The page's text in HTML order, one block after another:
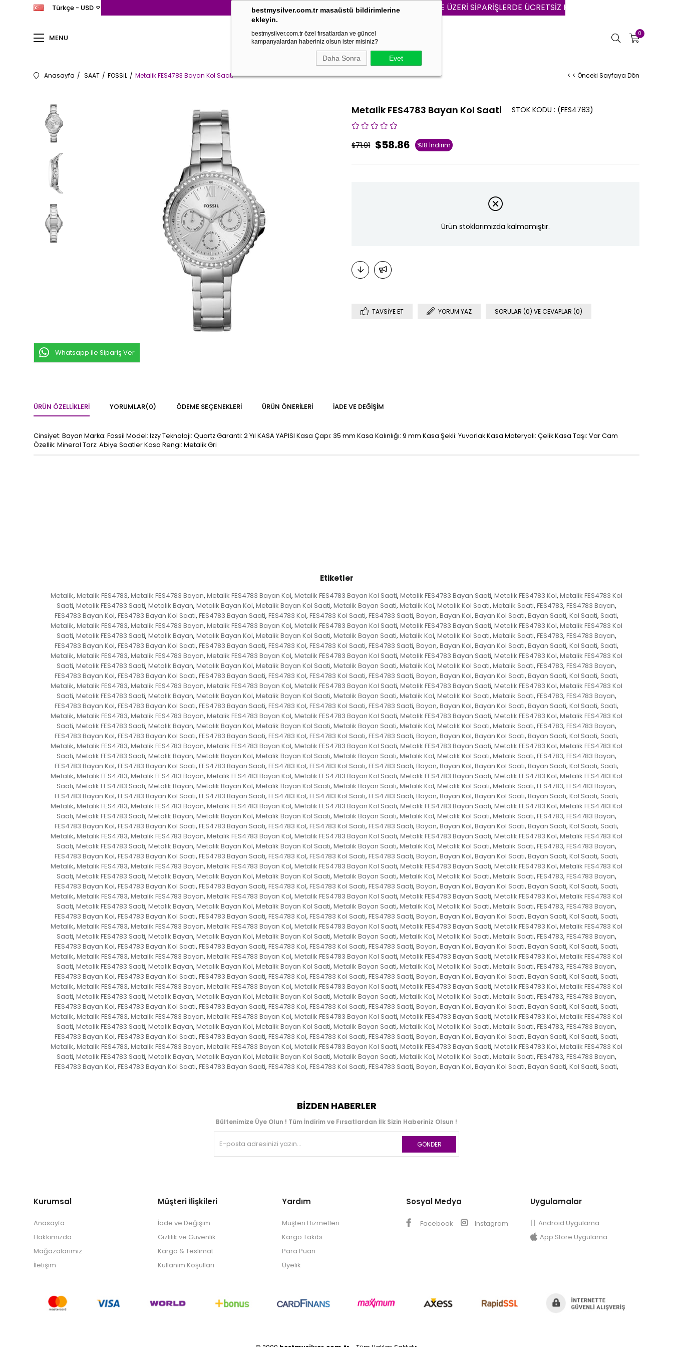
bestmysilver.com.tr masaüstü bildirimlerine
ekleyin.
bestmysilver.com.tr özel fırsatlardan ve güncel
kampanyalardan haberiniz olsun ister misiniz?
Daha Sonra Evet
3000₺ VE ÜZERİ SİPARİŞLERDE ÜCRETSİZ KARGO | VADE FARKSIZ 3 AYA
MENU
Türkçe - USD
0
Anasayfa SAAT FOSSİL Metalik FES4783 Bayan Kol Saati < < Önceki Sayfaya Dön
Whatsapp ile Sipariş Ver
Metalik FES4783 Bayan Kol Saati (FES4783)
STOK KODU
$71.91 $58.86 %18 İndirim
Ürün stoklarımızda kalmamıştır.
TAVSIYE ET YORUM YAZ SORULAR (0) VE CEVAPLAR (0)
ÜRÜN ÖZELLIKLERI YORUMLAR(0) ÖDEME SEÇENEKLERI ÜRÜN ÖNERILERI İADE VE DEĞIŞIM
Cinsiyet: Bayan Marka: Fossil Model: Izzy Teknoloji: Quartz Garanti: 2 Yıl KASA YAPISI Kasa Çapı: 35 mm Kasa Kalınlığı: 9 mm Kasa Şekli: Yuvarlak Kasa Materyali: Çelik Kasa Taşı: Var Cam
Özellik: Mineral Tarz: Abiye Saatler Kasa Rengi: Metalik Gri
Etiketler
Metalik, Metalik FES4783, Metalik FES4783 Bayan, Metalik FES4783 Bayan Kol, Metalik FES4783 Bayan Kol Saati, Metalik FES4783 Bayan Saati, Metalik FES4783 Kol, Metalik FES4783 Kol
Saati, Metalik FES4783 Saati, Metalik Bayan, Metalik Bayan Kol, Metalik Bayan Kol Saati, Metalik Bayan Saati, Metalik Kol, Metalik Kol Saati, Metalik Saati, FES4783, FES4783 Bayan,
FES4783 Bayan Kol, FES4783 Bayan Kol Saati, FES4783 Bayan Saati, FES4783 Kol, FES4783 Kol Saati, FES4783 Saati, Bayan, Bayan Kol, Bayan Kol Saati, Bayan Saati, Kol Saati, Saati,
Metalik, Metalik FES4783, Metalik FES4783 Bayan, Metalik FES4783 Bayan Kol, Metalik FES4783 Bayan Kol Saati, Metalik FES4783 Bayan Saati, Metalik FES4783 Kol, Metalik FES4783 Kol
Saati, Metalik FES4783 Saati, Metalik Bayan, Metalik Bayan Kol, Metalik Bayan Kol Saati, Metalik Bayan Saati, Metalik Kol, Metalik Kol Saati, Metalik Saati, FES4783, FES4783 Bayan,
FES4783 Bayan Kol, FES4783 Bayan Kol Saati, FES4783 Bayan Saati, FES4783 Kol, FES4783 Kol Saati, FES4783 Saati, Bayan, Bayan Kol, Bayan Kol Saati, Bayan Saati, Kol Saati, Saati,
Metalik, Metalik FES4783, Metalik FES4783 Bayan, Metalik FES4783 Bayan Kol, Metalik FES4783 Bayan Kol Saati, Metalik FES4783 Bayan Saati, Metalik FES4783 Kol, Metalik FES4783 Kol
Saati, Metalik FES4783 Saati, Metalik Bayan, Metalik Bayan Kol, Metalik Bayan Kol Saati, Metalik Bayan Saati, Metalik Kol, Metalik Kol Saati, Metalik Saati, FES4783, FES4783 Bayan,
FES4783 Bayan Kol, FES4783 Bayan Kol Saati, FES4783 Bayan Saati, FES4783 Kol, FES4783 Kol Saati, FES4783 Saati, Bayan, Bayan Kol, Bayan Kol Saati, Bayan Saati, Kol Saati, Saati,
Metalik, Metalik FES4783, Metalik FES4783 Bayan, Metalik FES4783 Bayan Kol, Metalik FES4783 Bayan Kol Saati, Metalik FES4783 Bayan Saati, Metalik FES4783 Kol, Metalik FES4783 Kol
Saati, Metalik FES4783 Saati, Metalik Bayan, Metalik Bayan Kol, Metalik Bayan Kol Saati, Metalik Bayan Saati, Metalik Kol, Metalik Kol Saati, Metalik Saati, FES4783, FES4783 Bayan,
FES4783 Bayan Kol, FES4783 Bayan Kol Saati, FES4783 Bayan Saati, FES4783 Kol, FES4783 Kol Saati, FES4783 Saati, Bayan, Bayan Kol, Bayan Kol Saati, Bayan Saati, Kol Saati, Saati,
Metalik, Metalik FES4783, Metalik FES4783 Bayan, Metalik FES4783 Bayan Kol, Metalik FES4783 Bayan Kol Saati, Metalik FES4783 Bayan Saati, Metalik FES4783 Kol, Metalik FES4783 Kol
Saati, Metalik FES4783 Saati, Metalik Bayan, Metalik Bayan Kol, Metalik Bayan Kol Saati, Metalik Bayan Saati, Metalik Kol, Metalik Kol Saati, Metalik Saati, FES4783, FES4783 Bayan,
FES4783 Bayan Kol, FES4783 Bayan Kol Saati, FES4783 Bayan Saati, FES4783 Kol, FES4783 Kol Saati, FES4783 Saati, Bayan, Bayan Kol, Bayan Kol Saati, Bayan Saati, Kol Saati, Saati,
Metalik, Metalik FES4783, Metalik FES4783 Bayan, Metalik FES4783 Bayan Kol, Metalik FES4783 Bayan Kol Saati, Metalik FES4783 Bayan Saati, Metalik FES4783 Kol, Metalik FES4783 Kol
Saati, Metalik FES4783 Saati, Metalik Bayan, Metalik Bayan Kol, Metalik Bayan Kol Saati, Metalik Bayan Saati, Metalik Kol, Metalik Kol Saati, Metalik Saati, FES4783, FES4783 Bayan,
FES4783 Bayan Kol, FES4783 Bayan Kol Saati, FES4783 Bayan Saati, FES4783 Kol, FES4783 Kol Saati, FES4783 Saati, Bayan, Bayan Kol, Bayan Kol Saati, Bayan Saati, Kol Saati, Saati,
Metalik, Metalik FES4783, Metalik FES4783 Bayan, Metalik FES4783 Bayan Kol, Metalik FES4783 Bayan Kol Saati, Metalik FES4783 Bayan Saati, Metalik FES4783 Kol, Metalik FES4783 Kol
Saati, Metalik FES4783 Saati, Metalik Bayan, Metalik Bayan Kol, Metalik Bayan Kol Saati, Metalik Bayan Saati, Metalik Kol, Metalik Kol Saati, Metalik Saati, FES4783, FES4783 Bayan,
FES4783 Bayan Kol, FES4783 Bayan Kol Saati, FES4783 Bayan Saati, FES4783 Kol, FES4783 Kol Saati, FES4783 Saati, Bayan, Bayan Kol, Bayan Kol Saati, Bayan Saati, Kol Saati, Saati,
Metalik, Metalik FES4783, Metalik FES4783 Bayan, Metalik FES4783 Bayan Kol, Metalik FES4783 Bayan Kol Saati, Metalik FES4783 Bayan Saati, Metalik FES4783 Kol, Metalik FES4783 Kol
Saati, Metalik FES4783 Saati, Metalik Bayan, Metalik Bayan Kol, Metalik Bayan Kol Saati, Metalik Bayan Saati, Metalik Kol, Metalik Kol Saati, Metalik Saati, FES4783, FES4783 Bayan,
FES4783 Bayan Kol, FES4783 Bayan Kol Saati, FES4783 Bayan Saati, FES4783 Kol, FES4783 Kol Saati, FES4783 Saati, Bayan, Bayan Kol, Bayan Kol Saati, Bayan Saati, Kol Saati, Saati,
Metalik, Metalik FES4783, Metalik FES4783 Bayan, Metalik FES4783 Bayan Kol, Metalik FES4783 Bayan Kol Saati, Metalik FES4783 Bayan Saati, Metalik FES4783 Kol, Metalik FES4783 Kol
Saati, Metalik FES4783 Saati, Metalik Bayan, Metalik Bayan Kol, Metalik Bayan Kol Saati, Metalik Bayan Saati, Metalik Kol, Metalik Kol Saati, Metalik Saati, FES4783, FES4783 Bayan,
FES4783 Bayan Kol, FES4783 Bayan Kol Saati, FES4783 Bayan Saati, FES4783 Kol, FES4783 Kol Saati, FES4783 Saati, Bayan, Bayan Kol, Bayan Kol Saati, Bayan Saati, Kol Saati, Saati,
Metalik, Metalik FES4783, Metalik FES4783 Bayan, Metalik FES4783 Bayan Kol, Metalik FES4783 Bayan Kol Saati, Metalik FES4783 Bayan Saati, Metalik FES4783 Kol, Metalik FES4783 Kol
Saati, Metalik FES4783 Saati, Metalik Bayan, Metalik Bayan Kol, Metalik Bayan Kol Saati, Metalik Bayan Saati, Metalik Kol, Metalik Kol Saati, Metalik Saati, FES4783, FES4783 Bayan,
FES4783 Bayan Kol, FES4783 Bayan Kol Saati, FES4783 Bayan Saati, FES4783 Kol, FES4783 Kol Saati, FES4783 Saati, Bayan, Bayan Kol, Bayan Kol Saati, Bayan Saati, Kol Saati, Saati,
Metalik, Metalik FES4783, Metalik FES4783 Bayan, Metalik FES4783 Bayan Kol, Metalik FES4783 Bayan Kol Saati, Metalik FES4783 Bayan Saati, Metalik FES4783 Kol, Metalik FES4783 Kol
Saati, Metalik FES4783 Saati, Metalik Bayan, Metalik Bayan Kol, Metalik Bayan Kol Saati, Metalik Bayan Saati, Metalik Kol, Metalik Kol Saati, Metalik Saati, FES4783, FES4783 Bayan,
FES4783 Bayan Kol, FES4783 Bayan Kol Saati, FES4783 Bayan Saati, FES4783 Kol, FES4783 Kol Saati, FES4783 Saati, Bayan, Bayan Kol, Bayan Kol Saati, Bayan Saati, Kol Saati, Saati,
Metalik, Metalik FES4783, Metalik FES4783 Bayan, Metalik FES4783 Bayan Kol, Metalik FES4783 Bayan Kol Saati, Metalik FES4783 Bayan Saati, Metalik FES4783 Kol, Metalik FES4783 Kol
Saati, Metalik FES4783 Saati, Metalik Bayan, Metalik Bayan Kol, Metalik Bayan Kol Saati, Metalik Bayan Saati, Metalik Kol, Metalik Kol Saati, Metalik Saati, FES4783, FES4783 Bayan,
FES4783 Bayan Kol, FES4783 Bayan Kol Saati, FES4783 Bayan Saati, FES4783 Kol, FES4783 Kol Saati, FES4783 Saati, Bayan, Bayan Kol, Bayan Kol Saati, Bayan Saati, Kol Saati, Saati,
Metalik, Metalik FES4783, Metalik FES4783 Bayan, Metalik FES4783 Bayan Kol, Metalik FES4783 Bayan Kol Saati, Metalik FES4783 Bayan Saati, Metalik FES4783 Kol, Metalik FES4783 Kol
Saati, Metalik FES4783 Saati, Metalik Bayan, Metalik Bayan Kol, Metalik Bayan Kol Saati, Metalik Bayan Saati, Metalik Kol, Metalik Kol Saati, Metalik Saati, FES4783, FES4783 Bayan,
FES4783 Bayan Kol, FES4783 Bayan Kol Saati, FES4783 Bayan Saati, FES4783 Kol, FES4783 Kol Saati, FES4783 Saati, Bayan, Bayan Kol, Bayan Kol Saati, Bayan Saati, Kol Saati, Saati,
Metalik, Metalik FES4783, Metalik FES4783 Bayan, Metalik FES4783 Bayan Kol, Metalik FES4783 Bayan Kol Saati, Metalik FES4783 Bayan Saati, Metalik FES4783 Kol, Metalik FES4783 Kol
Saati, Metalik FES4783 Saati, Metalik Bayan, Metalik Bayan Kol, Metalik Bayan Kol Saati, Metalik Bayan Saati, Metalik Kol, Metalik Kol Saati, Metalik Saati, FES4783, FES4783 Bayan,
FES4783 Bayan Kol, FES4783 Bayan Kol Saati, FES4783 Bayan Saati, FES4783 Kol, FES4783 Kol Saati, FES4783 Saati, Bayan, Bayan Kol, Bayan Kol Saati, Bayan Saati, Kol Saati, Saati,
Metalik, Metalik FES4783, Metalik FES4783 Bayan, Metalik FES4783 Bayan Kol, Metalik FES4783 Bayan Kol Saati, Metalik FES4783 Bayan Saati, Metalik FES4783 Kol, Metalik FES4783 Kol
Saati, Metalik FES4783 Saati, Metalik Bayan, Metalik Bayan Kol, Metalik Bayan Kol Saati, Metalik Bayan Saati, Metalik Kol, Metalik Kol Saati, Metalik Saati, FES4783, FES4783 Bayan,
FES4783 Bayan Kol, FES4783 Bayan Kol Saati, FES4783 Bayan Saati, FES4783 Kol, FES4783 Kol Saati, FES4783 Saati, Bayan, Bayan Kol, Bayan Kol Saati, Bayan Saati, Kol Saati, Saati,
Metalik, Metalik FES4783, Metalik FES4783 Bayan, Metalik FES4783 Bayan Kol, Metalik FES4783 Bayan Kol Saati, Metalik FES4783 Bayan Saati, Metalik FES4783 Kol, Metalik FES4783 Kol
Saati, Metalik FES4783 Saati, Metalik Bayan, Metalik Bayan Kol, Metalik Bayan Kol Saati, Metalik Bayan Saati, Metalik Kol, Metalik Kol Saati, Metalik Saati, FES4783, FES4783 Bayan,
FES4783 Bayan Kol, FES4783 Bayan Kol Saati, FES4783 Bayan Saati, FES4783 Kol, FES4783 Kol Saati, FES4783 Saati, Bayan, Bayan Kol, Bayan Kol Saati, Bayan Saati, Kol Saati, Saati,
BIZDEN HABERLER
Bültenimize Üye Olun ! Tüm İndirim ve Fırsatlardan İlk Sizin Haberiniz Olsun !
GÖNDER
Kurumsal
Anasayfa
Hakkımızda
Mağazalarımız
İletişim
Müşteri İlişkileri
İade ve Değişim
Gizlilik ve Güvenlik
Kargo & Teslimat
Kullanım Koşulları
Yardım
Müşteri Hizmetleri
Kargo Takibi
Para Puan
Üyelik
Sosyal Medya
Facebook Instagram
Uygulamalar
Android Uygulama
App Store Uygulama